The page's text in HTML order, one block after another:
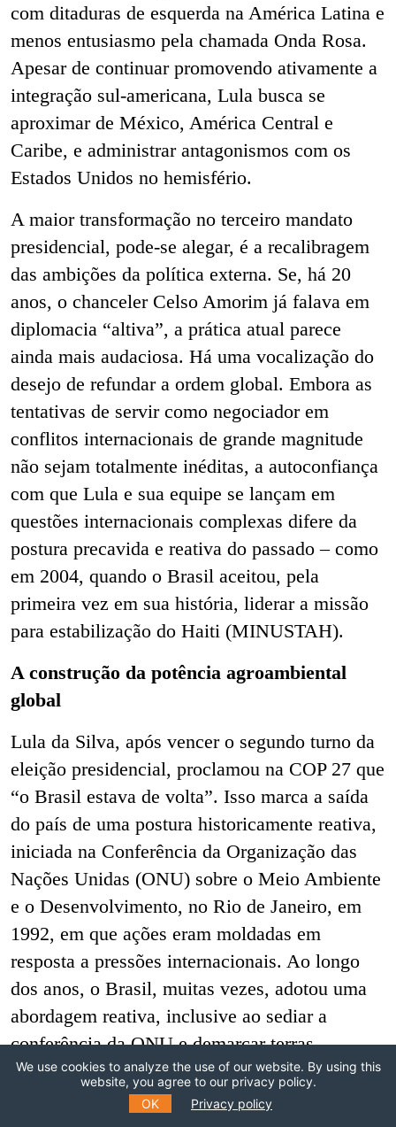
com ditaduras de esquerda na América Latina e
menos entusiasmo pela chamada Onda Rosa.
Apesar de continuar promovendo ativamente a
integração sul-americana, Lula busca se
aproximar de México, América Central e
Caribe, e administrar antagonismos com os
Estados Unidos no hemisfério.
A maior transformação no terceiro mandato
presidencial, pode-se alegar, é a recalibragem
das ambições da política externa. Se, há 20
anos, o chanceler Celso Amorim já falava em
diplomacia “altiva”, a prática atual parece
ainda mais audaciosa. Há uma vocalização do
desejo de refundar a ordem global. Embora as
tentativas de servir como negociador em
conflitos internacionais de grande magnitude
não sejam totalmente inéditas, a autoconfiança
com que Lula e sua equipe se lançam em
questões internacionais complexas difere da
postura precavida e reativa do passado – como
em 2004, quando o Brasil aceitou, pela
primeira vez em sua história, liderar a missão
para estabilização do Haiti (MINUSTAH).
A construção da potência agroambiental
global
Lula da Silva, após vencer o segundo turno da
eleição presidencial, proclamou na COP 27 que
“o Brasil estava de volta”. Isso marca a saída
do país de uma postura historicamente reativa,
iniciada na Conferência da Organização das
Nações Unidas (ONU) sobre o Meio Ambiente
e o Desenvolvimento, no Rio de Janeiro, em
1992, em que ações eram moldadas em
resposta a pressões internacionais. Ao longo
dos anos, o Brasil, muitas vezes, adotou uma
abordagem reativa, inclusive ao sediar a
conferência da ONU e demarcar terras
indígenas para apaziguar críticas sobre a
destruição da Amazônia. A diplomacia
We use cookies to analyze the use of our website. By using this
website, you agree to our privacy policy.
OK
Privacy policy